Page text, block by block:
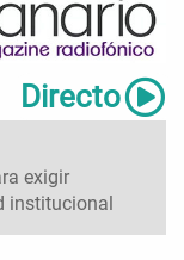
Directo
exigir
institucional